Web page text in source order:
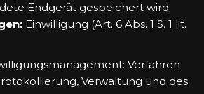
Endgerät gespeichert wird;
Einwilligung (Art. 6 Abs. 1 S. 1 lit.
Verfahren
Verwaltung und des